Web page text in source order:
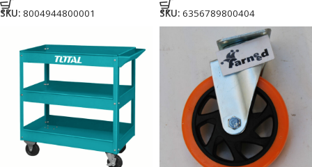
SKU: 8004944800001
SKU: 6356789800404